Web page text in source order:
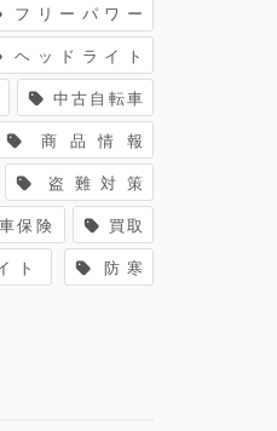
フリーパワー
ヘッドライト
中古自転車
商品情報
盗難対策
保険
買取
ト
防寒